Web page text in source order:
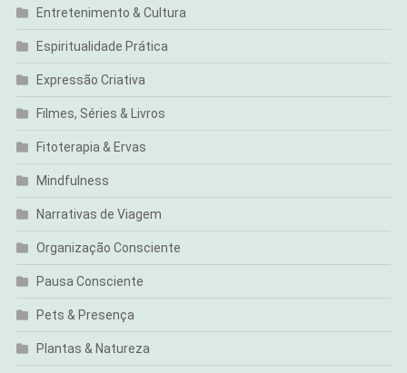
Entretenimento & Cultura
Espiritualidade Prática
Expressão Criativa
Filmes, Séries & Livros
Fitoterapia & Ervas
Mindfulness
Narrativas de Viagem
Organização Consciente
Pausa Consciente
Pets & Presença
Plantas & Natureza